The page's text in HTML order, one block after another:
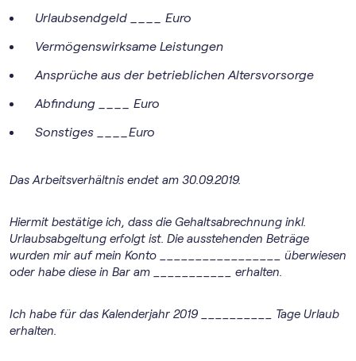
Urlaubsendgeld ____ Euro
Vermögenswirksame Leistungen
Ansprüche aus der betrieblichen Altersvorsorge
Abfindung ____ Euro
Sonstiges ____Euro
Das Arbeitsverhältnis endet am 30.09.2019.
Hiermit bestätige ich, dass die Gehaltsabrechnung inkl.
Urlaubsabgeltung erfolgt ist. Die ausstehenden Beträge
wurden mir auf mein Konto _________________ überwiesen
oder habe diese in Bar am ___________ erhalten.
Ich habe für das Kalenderjahr 2019 __________ Tage Urlaub
erhalten.